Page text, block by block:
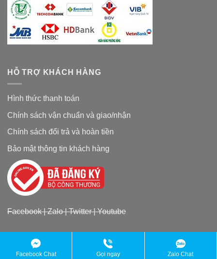
HỖ TRỢ KHÁCH HÀNG
Hình thức thanh toán
Chính sách vận chuẩn và giao/nhận
Chính sách đổi trả và hoàn tiền
Bảo mật thông tin khách hàng
Facebook|Zalo|Twitter|Youtube
Copyright 2026 ©Đặc sản chợ quê
Facebook Chat Gọi ngay Zalo Chat